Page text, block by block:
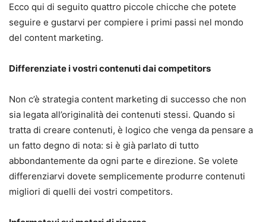
Ecco qui di seguito quattro piccole chicche che potete
seguire e gustarvi per compiere i primi passi nel mondo
del content marketing.
Differenziate i vostri contenuti dai competitors
Non c’è strategia content marketing di successo che non
sia legata all’originalità dei contenuti stessi. Quando si
tratta di creare contenuti, è logico che venga da pensare a
un fatto degno di nota: si è già parlato di tutto
abbondantemente da ogni parte e direzione. Se volete
differenziarvi dovete semplicemente produrre contenuti
migliori di quelli dei vostri competitors.